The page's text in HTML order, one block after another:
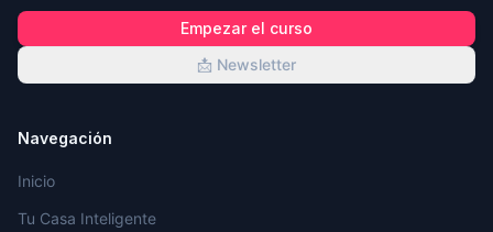
Empezar el curso
📩 Newsletter
Navegación
Inicio
Tu Casa Inteligente